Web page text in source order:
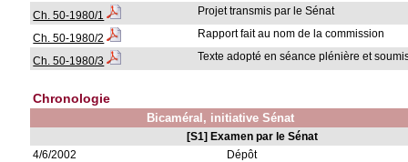
Ch. 50-1980/1 Projet transmis par le Sénat
Ch. 50-1980/2 Rapport fait au nom de la commission
Ch. 50-1980/3 Texte adopté en séance plénière et
Chronologie
Bicaméral, initiative Sénat
[S1] Examen par le Sénat
4/6/2002
Dépôt